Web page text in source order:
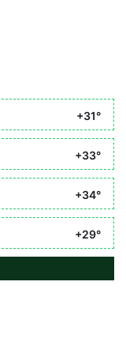
+31°
+33°
+34°
+29°